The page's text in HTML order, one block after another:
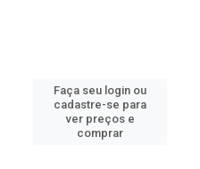
Faça seu login ou
cadastre-se para
ver preços e
comprar